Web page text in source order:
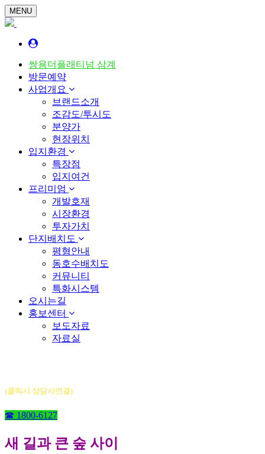
MENU
쌍용더플래티넘 삼계
방문예약
사업개요
브랜드소개
조감도/투시도
분양가
현장위치
입지환경
특장점
입지여건
프리미엄
개발호재
시장환경
투자가치
단지배치도
평형안내
동호수배치도
커뮤니티
특화시스템
오시는길
홍보센터
보도자료
자료실
(클릭시 상담사연결)
☎ 1800-6127
새 길과 큰 숲 사이